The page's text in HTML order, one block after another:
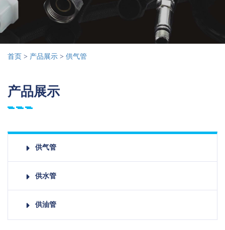
首页 > 产品展示 > 供气管
产品展示
供气管
供水管
供油管